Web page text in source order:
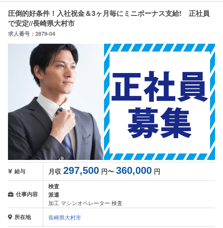
圧倒的好条件！入社祝金＆3ヶ月毎にミニボーナス支給! 正社員
で安定//長崎県大村市
求人番号：2879-04
給与 月収 297,500 円〜 360,000 円
仕事内容
検査
派遣
加工 マシンオペレーター 検査
所在地
長崎県大村市